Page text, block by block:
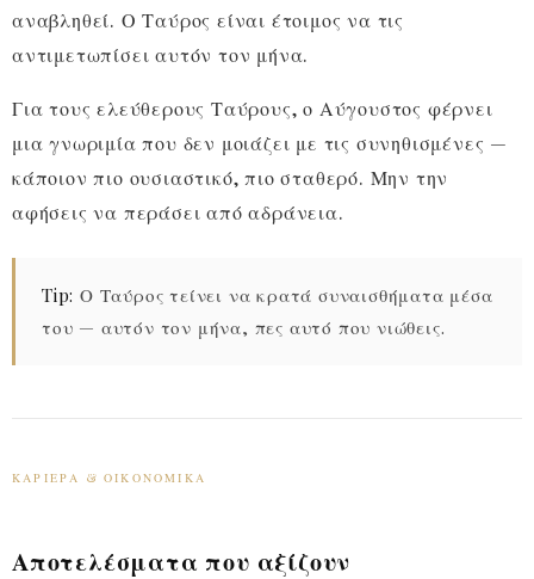
αναβληθεί. Ο Ταύρος είναι έτοιμος να τις
αντιμετωπίσει αυτόν τον μήνα.
Για τους ελεύθερους Ταύρους, ο Αύγουστος φέρνει
μια γνωριμία που δεν μοιάζει με τις συνηθισμένες —
κάποιον πιο ουσιαστικό, πιο σταθερό. Μην την
αφήσεις να περάσει από αδράνεια.
Tip: Ο Ταύρος τείνει να κρατά συναισθήματα μέσα
του — αυτόν τον μήνα, πες αυτό που νιώθεις.
ΚΑΡΙΈΡΑ & ΟΙΚΟΝΟΜΙΚΆ
Αποτελέσματα που αξίζουν